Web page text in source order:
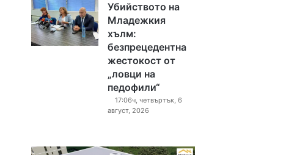
Убийството на
Младежкия
хълм:
безпрецедентна
жестокост от
„ловци на
педофили“
17:06ч, четвъртък, 6
август, 2026